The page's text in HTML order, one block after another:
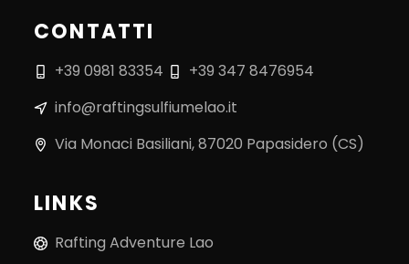
CONTATTI
+39 0981 83354
+39 347 8476954
info@raftingsulfiumelao.it
Via Monaci Basiliani, 87020 Papasidero (CS)
LINKS
Rafting Adventure Lao